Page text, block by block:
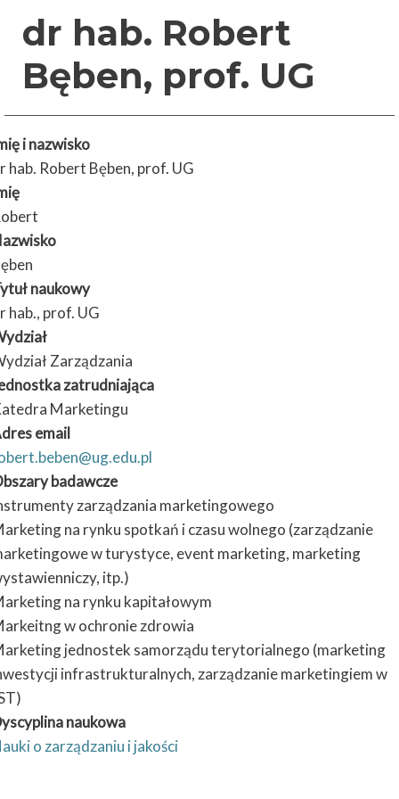
dr hab. Robert
Bęben, prof. UG
i nazwisko
hab. Robert Bęben, prof. UG
naukowy
hab., prof. UG
Zarządzania
zatrudniająca
Marketingu
email
badawcze
zarządzania marketingowego
na rynku spotkań i czasu wolnego (zarządzanie
w turystyce, event marketing, marketing
itp.)
na rynku kapitałowym
w ochronie zdrowia
jednostek samorządu terytorialnego (marketing
infrastrukturalnych, zarządzanie marketingiem w
naukowa
o zarządzaniu i jakości